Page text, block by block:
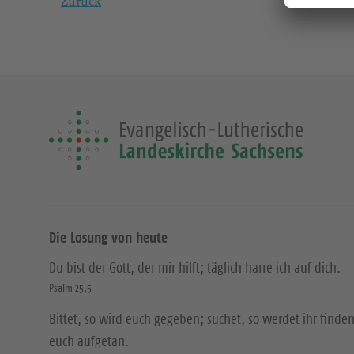
Die Losung von heute
Du bist der Gott, der mir hilft; täglich harre ich auf dich.
Psalm 25,5
Bittet, so wird euch gegeben; suchet, so werdet ihr
euch aufgetan.